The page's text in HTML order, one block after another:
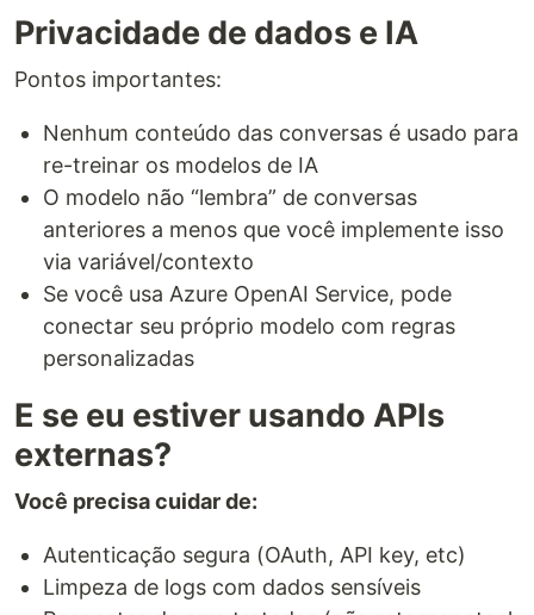
Privacidade de dados e IA
Pontos importantes:
Nenhum conteúdo das conversas é usado para
re-treinar os modelos de IA
O modelo não “lembra” de conversas
anteriores a menos que você implemente isso
via variável/contexto
Se você usa Azure OpenAI Service, pode
conectar seu próprio modelo com regras
personalizadas
E se eu estiver usando APIs
externas?
Você precisa cuidar de:
Autenticação segura (OAuth, API key, etc)
Limpeza de logs com dados sensíveis